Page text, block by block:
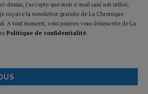
dessus, j’accepte que mon e-mail saisi soit utilisé,
reçoive la newsletter gratuite de La Chronique
A tout moment, vous pourrez vous désinscrire de La
Politique de confidentialité.